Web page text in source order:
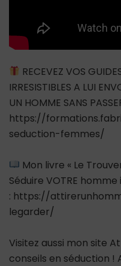
RECEVEZ VOS
IRRESISTIBLES A LUI
UN HOMME SANS
https://
seduction-femmes/
Mon livre « Le
Séduire VOTRE
: https://
legarder/
Visitez aussi mon site
conseils en séduction